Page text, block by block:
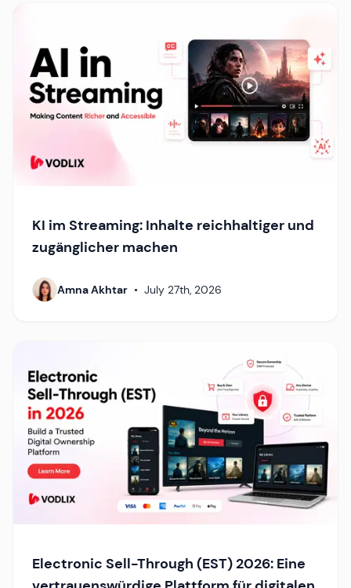
KI im Streaming: Inhalte reichhaltiger und
zugänglicher machen
Amna Akhtar • July 27th, 2026
Electronic Sell-Through (EST) 2026: Eine